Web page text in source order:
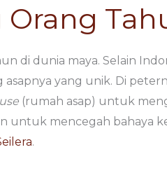
di dunia maya. Selain
yang unik. Di
(rumah asap) untuk
untuk mencegah bahaya
.